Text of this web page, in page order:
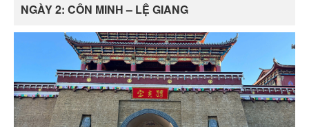
NGÀY 2: CÔN MINH – LỆ GIANG